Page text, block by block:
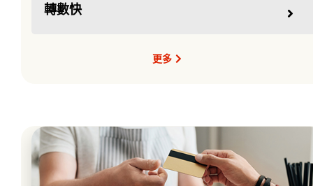
轉數快
更多